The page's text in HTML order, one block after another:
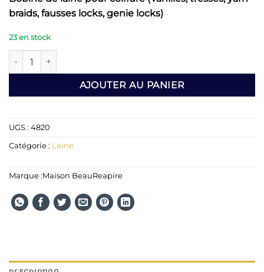
braids, fausses locks, genie locks)
23 en stock
quantité de Laine à coiffé et à tricoté Léa
AJOUTER AU PANIER
UGS : 4820
Catégorie : Laine
Marque :Maison BeauReapire